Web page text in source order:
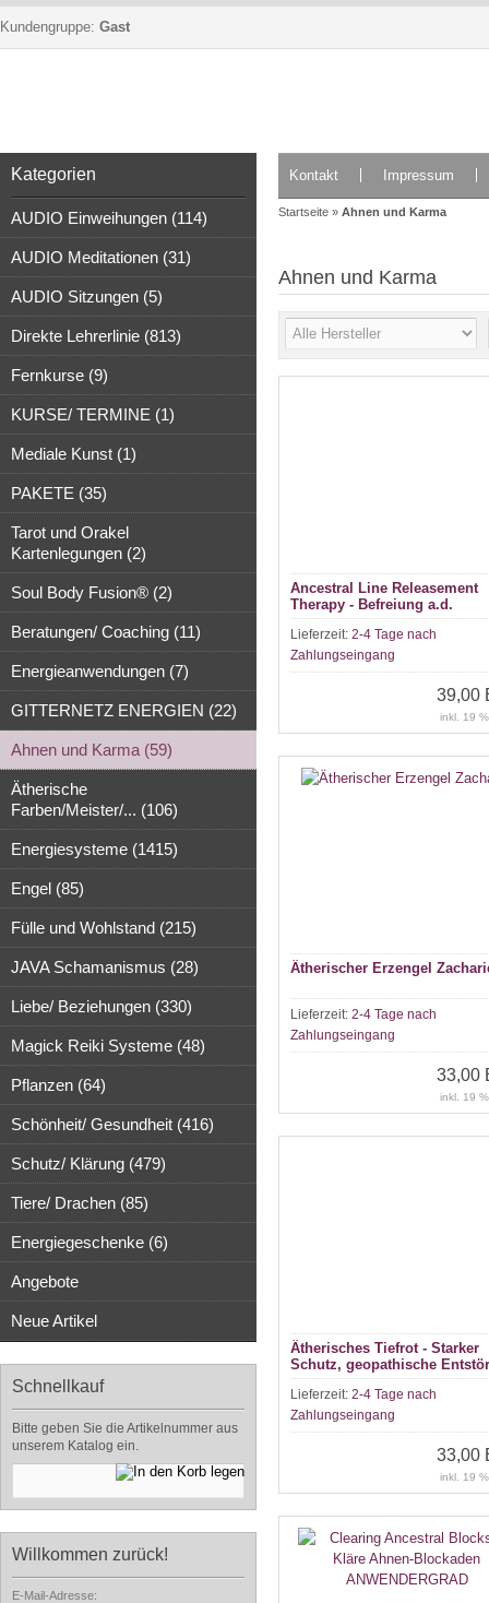
Kundengruppe: Gast
Kategorien
AUDIO Einweihungen (114)
AUDIO Meditationen (31)
AUDIO Sitzungen (5)
Direkte Lehrerlinie (813)
Fernkurse (9)
KURSE/ TERMINE (1)
Mediale Kunst (1)
PAKETE (35)
Tarot und Orakel
Kartenlegungen (2)
Soul Body Fusion® (2)
Beratungen/ Coaching (11)
Energieanwendungen (7)
GITTERNETZ ENERGIEN (22)
Ahnen und Karma (59)
Ätherische
Farben/Meister/... (106)
Energiesysteme (1415)
Engel (85)
Fülle und Wohlstand (215)
JAVA Schamanismus (28)
Liebe/ Beziehungen (330)
Magick Reiki Systeme (48)
Pflanzen (64)
Schönheit/ Gesundheit (416)
Schutz/ Klärung (479)
Tiere/ Drachen (85)
Energiegeschenke (6)
Angebote
Neue Artikel
Schnellkauf
Bitte geben Sie die Artikelnummer aus
unserem Katalog ein.
Willkommen zurück!
E-Mail-Adresse:
Kontakt Impressum
Startseite » Ahnen und Karma
Ahnen und Karma
Ancestral Line Releasement
Therapy - Befreiung a.d.
Ahnenlinie
Lieferzeit: 2-4 Tage nach
Zahlungseingang
39,00
inkl. 19
Ätherischer Erzengel
Lieferzeit: 2-4 Tage nach
Zahlungseingang
33,00
inkl. 19
Ätherisches Tiefrot - Starker
Schutz, geopathische
Erdung, Geborgenheit,
aphrodisierend
Lieferzeit: 2-4 Tage nach
Zahlungseingang
33,00
inkl. 19